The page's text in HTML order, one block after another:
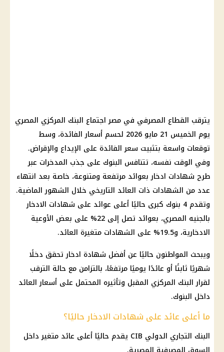
يترقب القطاع المصرفي في مصر اجتماع البنك المركزي المصري
يوم الخميس 21 مايو 2026 لحسم أسعار الفائدة، وسط
توقعات واسعة بتثبيت سعر الفائدة على الإيداع والإقراض.
وفي الوقت نفسه، تتنافس البنوك على جذب المدخرات عبر
طرح شهادات ادخار بعوائد مرتفعة ومتنوعة، خاصة بعد انتهاء
عدد من الشهادات ذات العائد التاريخي خلال الشهور الماضية.
وتقدم 4 بنوك كبرى حاليًا أعلى عوائد على شهادات الادخار
بالجنيه المصري، بعوائد تصل إلى 22% على بعض الأوعية
الادخارية، و19.5% على الشهادات متغيرة العائد.
ويبحث المواطنون حاليًا عن أفضل شهادة ادخار تحقق دخلًا
شهريًا ثابتًا أو عائدًا يوميًا مرتفعًا، بالتزامن مع حالة الترقب
لقرار البنك المركزي المقبل وتأثيره المحتمل على أسعار العائد
داخل البنوك.
ما أعلى عائد على شهادات الادخار حاليًا؟
البنك التجاري الدولي CIB يقدم حاليًا أعلى عائد متغير داخل